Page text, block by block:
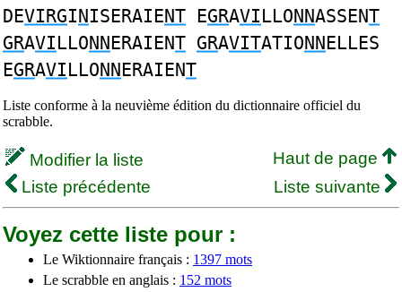
DEVIRGINISERAIENT EGRAVILLONNASSENT
GRAVILLONNERAIENT GRAVITATIONNELLES
EGRAVILLONNERAIENT
Liste conforme à la neuvième édition du dictionnaire officiel du
scrabble.
Modifier la liste
Haut de page
Liste précédente
Liste suivante
Voyez cette liste pour :
Le Wiktionnaire français : 1397 mots
Le scrabble en anglais : 152 mots